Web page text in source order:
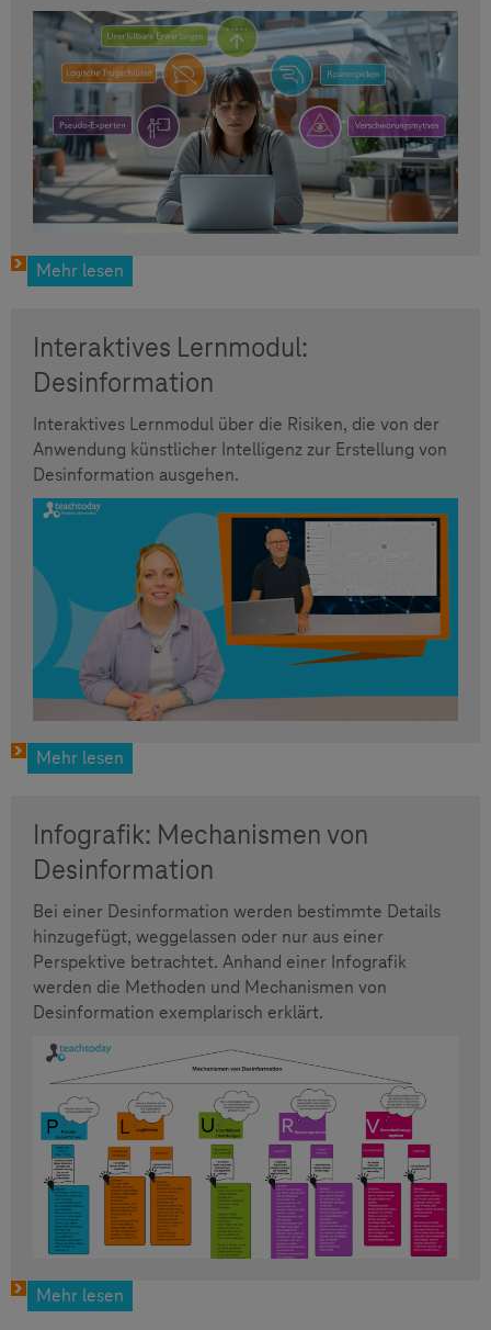
Mehr lesen
Interaktives Lernmodul:
Desinformation
Interaktives Lernmodul über die Risiken, die von der
Anwendung künstlicher Intelligenz zur Erstellung von
Desinformation ausgehen.
Mehr lesen
Infografik: Mechanismen von
Desinformation
Bei einer Desinformation werden bestimmte Details
hinzugefügt, weggelassen oder nur aus einer
Perspektive betrachtet. Anhand einer Infografik
werden die Methoden und Mechanismen von
Desinformation exemplarisch erklärt.
Mehr lesen